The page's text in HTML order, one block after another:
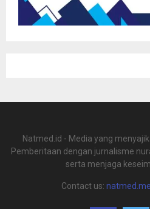
Natmed.id - Media yang
Pemberitaan dengan jurnalisme
serta menjaga
Contact us: